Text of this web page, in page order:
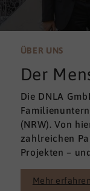
ÜBER UNS
Der
Die DNLA
(NRW). Von
zahlreichen
Projekten –
Mehr erfahren